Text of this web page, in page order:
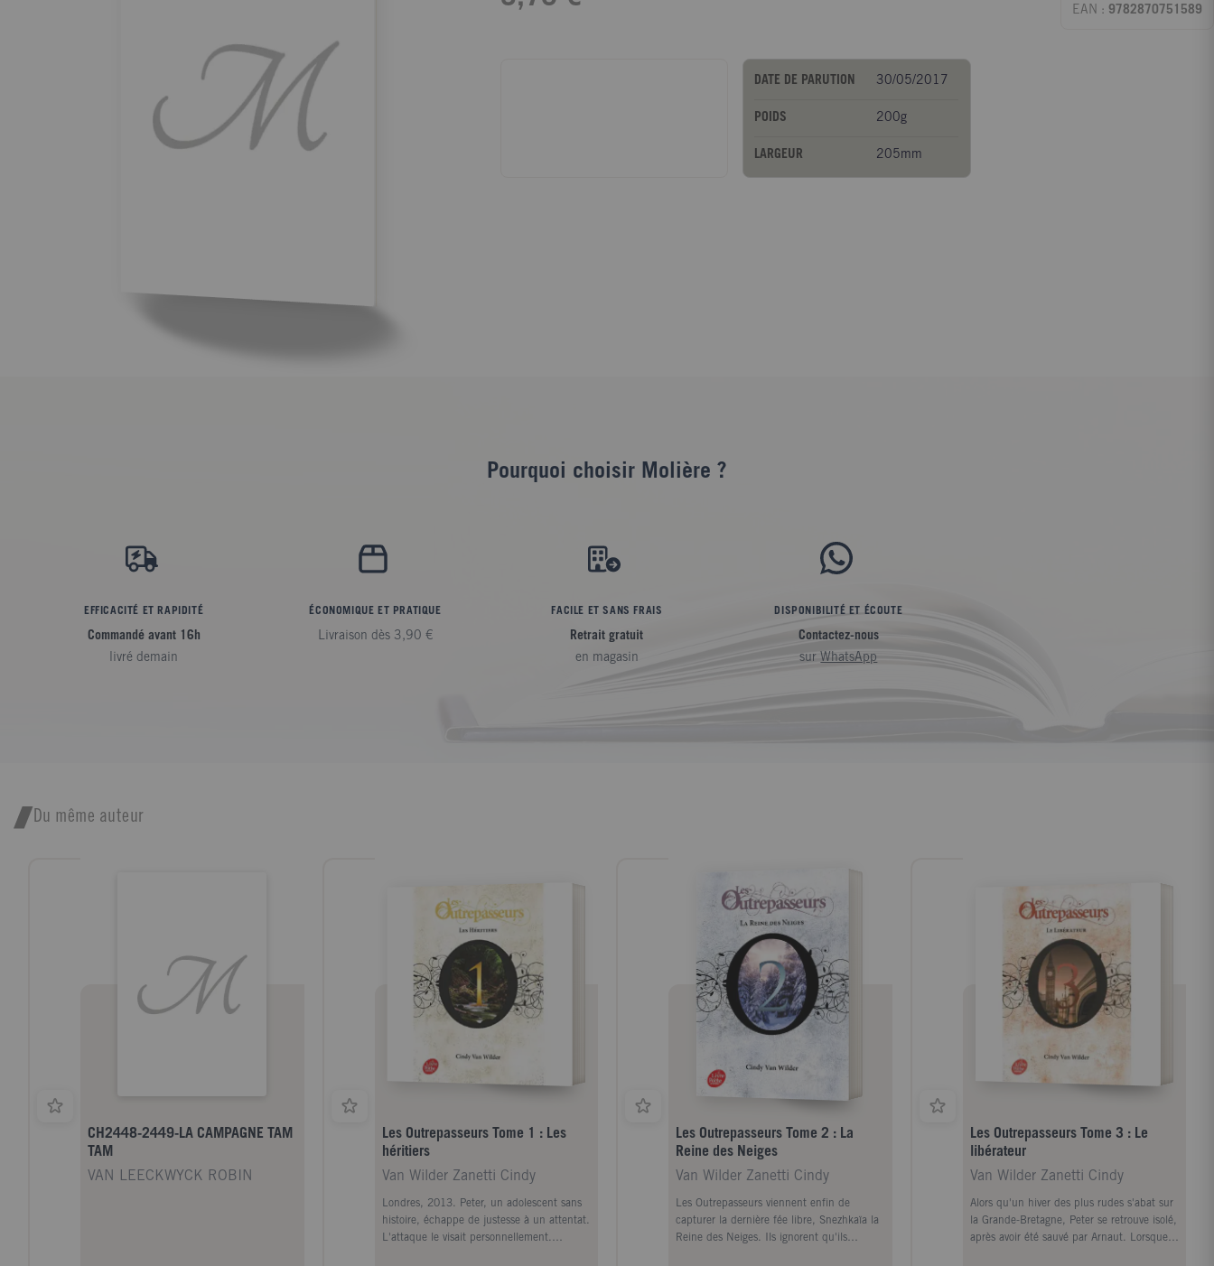
EAN : 9782870751589
DATE DE PARUTION 30/05/2017
POIDS 200g
LARGEUR 205mm
Pourquoi choisir Molière ?
EFFICACITÉ ET RAPIDITÉ
Commandé avant 16h
livré demain
ÉCONOMIQUE ET PRATIQUE
Livraison dès 3,90 €
FACILE ET SANS FRAIS
Retrait gratuit
en magasin
DISPONIBILITÉ ET ÉCOUTE
Contactez-nous
sur WhatsApp
Du même auteur
CH2448-2449-LA CAMPAGNE TAM
TAM
VAN LEECKWYCK ROBIN
Les Outrepasseurs Tome 1 : Les
héritiers
Van Wilder Zanetti Cindy
Londres, 2013. Peter, un adolescent sans
histoire, échappe de justesse à un attentat.
L'attaque le visait personnellement.
Les Outrepasseurs Tome 2 : La
Reine des Neiges
Van Wilder Zanetti Cindy
Les Outrepasseurs viennent enfin de
capturer la dernière fée libre, Snezhkaïa la
Reine des Neiges. Ils ignorent qu'ils
Les Outrepasseurs Tome 3 : Le
libérateur
Van Wilder Zanetti Cindy
Alors qu'un hiver des plus rudes s'abat sur
la Grande-Bretagne, Peter se retrouve isolé,
après avoir été sauvé par Arnaut. Lorsque